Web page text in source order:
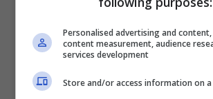
Vi aspettiamo sul
canaleTELEGRAM
consigli e novità
Personalised advertising and
content measurement, audience
services development
Store and/or access information on a